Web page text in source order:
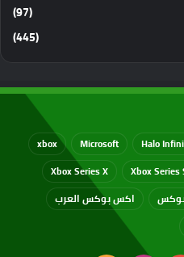
(97)
(445)
Halo
Microsoft
xbox
Xbox Series
Xbox Series X
اكس بوكس العرب